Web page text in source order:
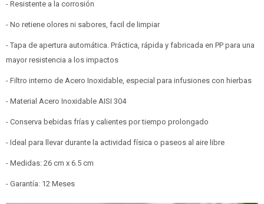
- Resistente a la corrosión
- No retiene olores ni sabores, facil de limpiar
- Tapa de apertura automática. Práctica, rápida y fabricada en PP para una
mayor resistencia a los impactos
- Filtro interno de Acero Inoxidable, especial para infusiones con hierbas
- Material Acero Inoxidable AISI 304
- Conserva bebidas frías y calientes por tiempo prolongado
- Ideal para llevar durante la actividad física o paseos al aire libre
- Medidas: 26 cm x 6.5 cm
- Garantía: 12 Meses